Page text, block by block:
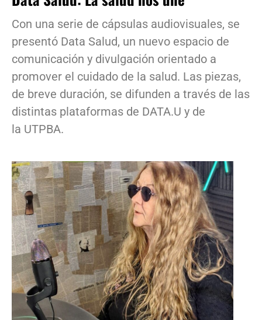
Con una serie de cápsulas audiovisuales, se
presentó Data Salud, un nuevo espacio de
comunicación y divulgación orientado a
promover el cuidado de la salud. Las piezas,
de breve duración, se difunden a través de las
distintas plataformas de DATA.U y de
la UTPBA.